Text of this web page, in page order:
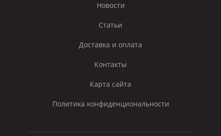
Новости
Статьи
Доставка и оплата
Контакты
Карта сайта
Политика конфиденциональности